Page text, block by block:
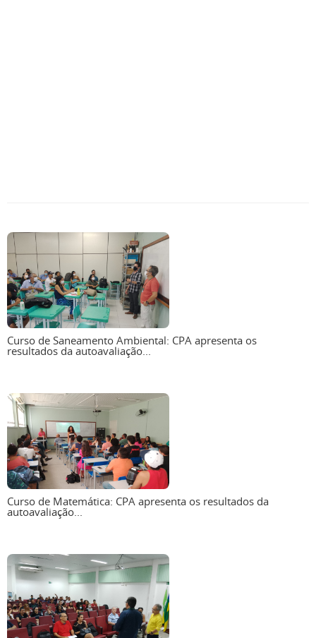
Curso de Saneamento Ambiental: CPA apresenta os
resultados da autoavaliação...
Curso de Matemática: CPA apresenta os resultados da
autoavaliação...